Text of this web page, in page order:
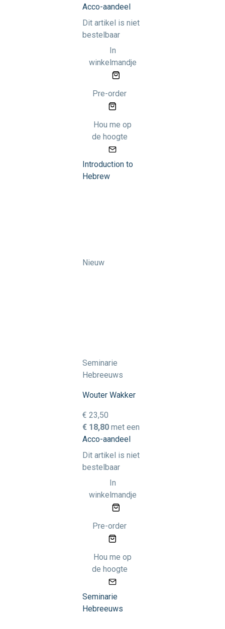
Acco-aandeel
Dit artikel is niet
bestelbaar
In
winkelmandje
Pre-order
Hou me op
de hoogte
Introduction to
Hebrew
Nieuw
Seminarie
Hebreeuws
Wouter Wakker
€ 23,50
€ 18,80 met een
Acco-aandeel
Dit artikel is niet
bestelbaar
In
winkelmandje
Pre-order
Hou me op
de hoogte
Seminarie
Hebreeuws